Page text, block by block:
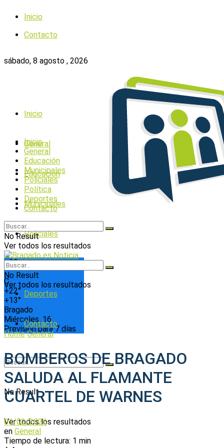
Inicio
Contacto
sábado, 8 agosto , 2026
+19
°
C
+22°
+13°
Bragado
Miércoles, 16
Previsión para 7 días
Inicio
General
Educación
Municipales
Policiales
Política
Deportes
Contacto
No Result
Ver todos los resultados
Inicio
General
Educación
Municipales
Policiales
Política
Deportes
Contacto
No Result
Ver todos los resultados
No Result
Ver todos los resultados
Home General
BOMBEROS DE BRAGADO
SALUDA AL FLAMANTE
CUARTEL DE WARNES
01/02/2026
en General
Tiempo de lectura: 1 min